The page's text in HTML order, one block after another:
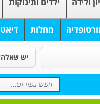
מחלות
יש